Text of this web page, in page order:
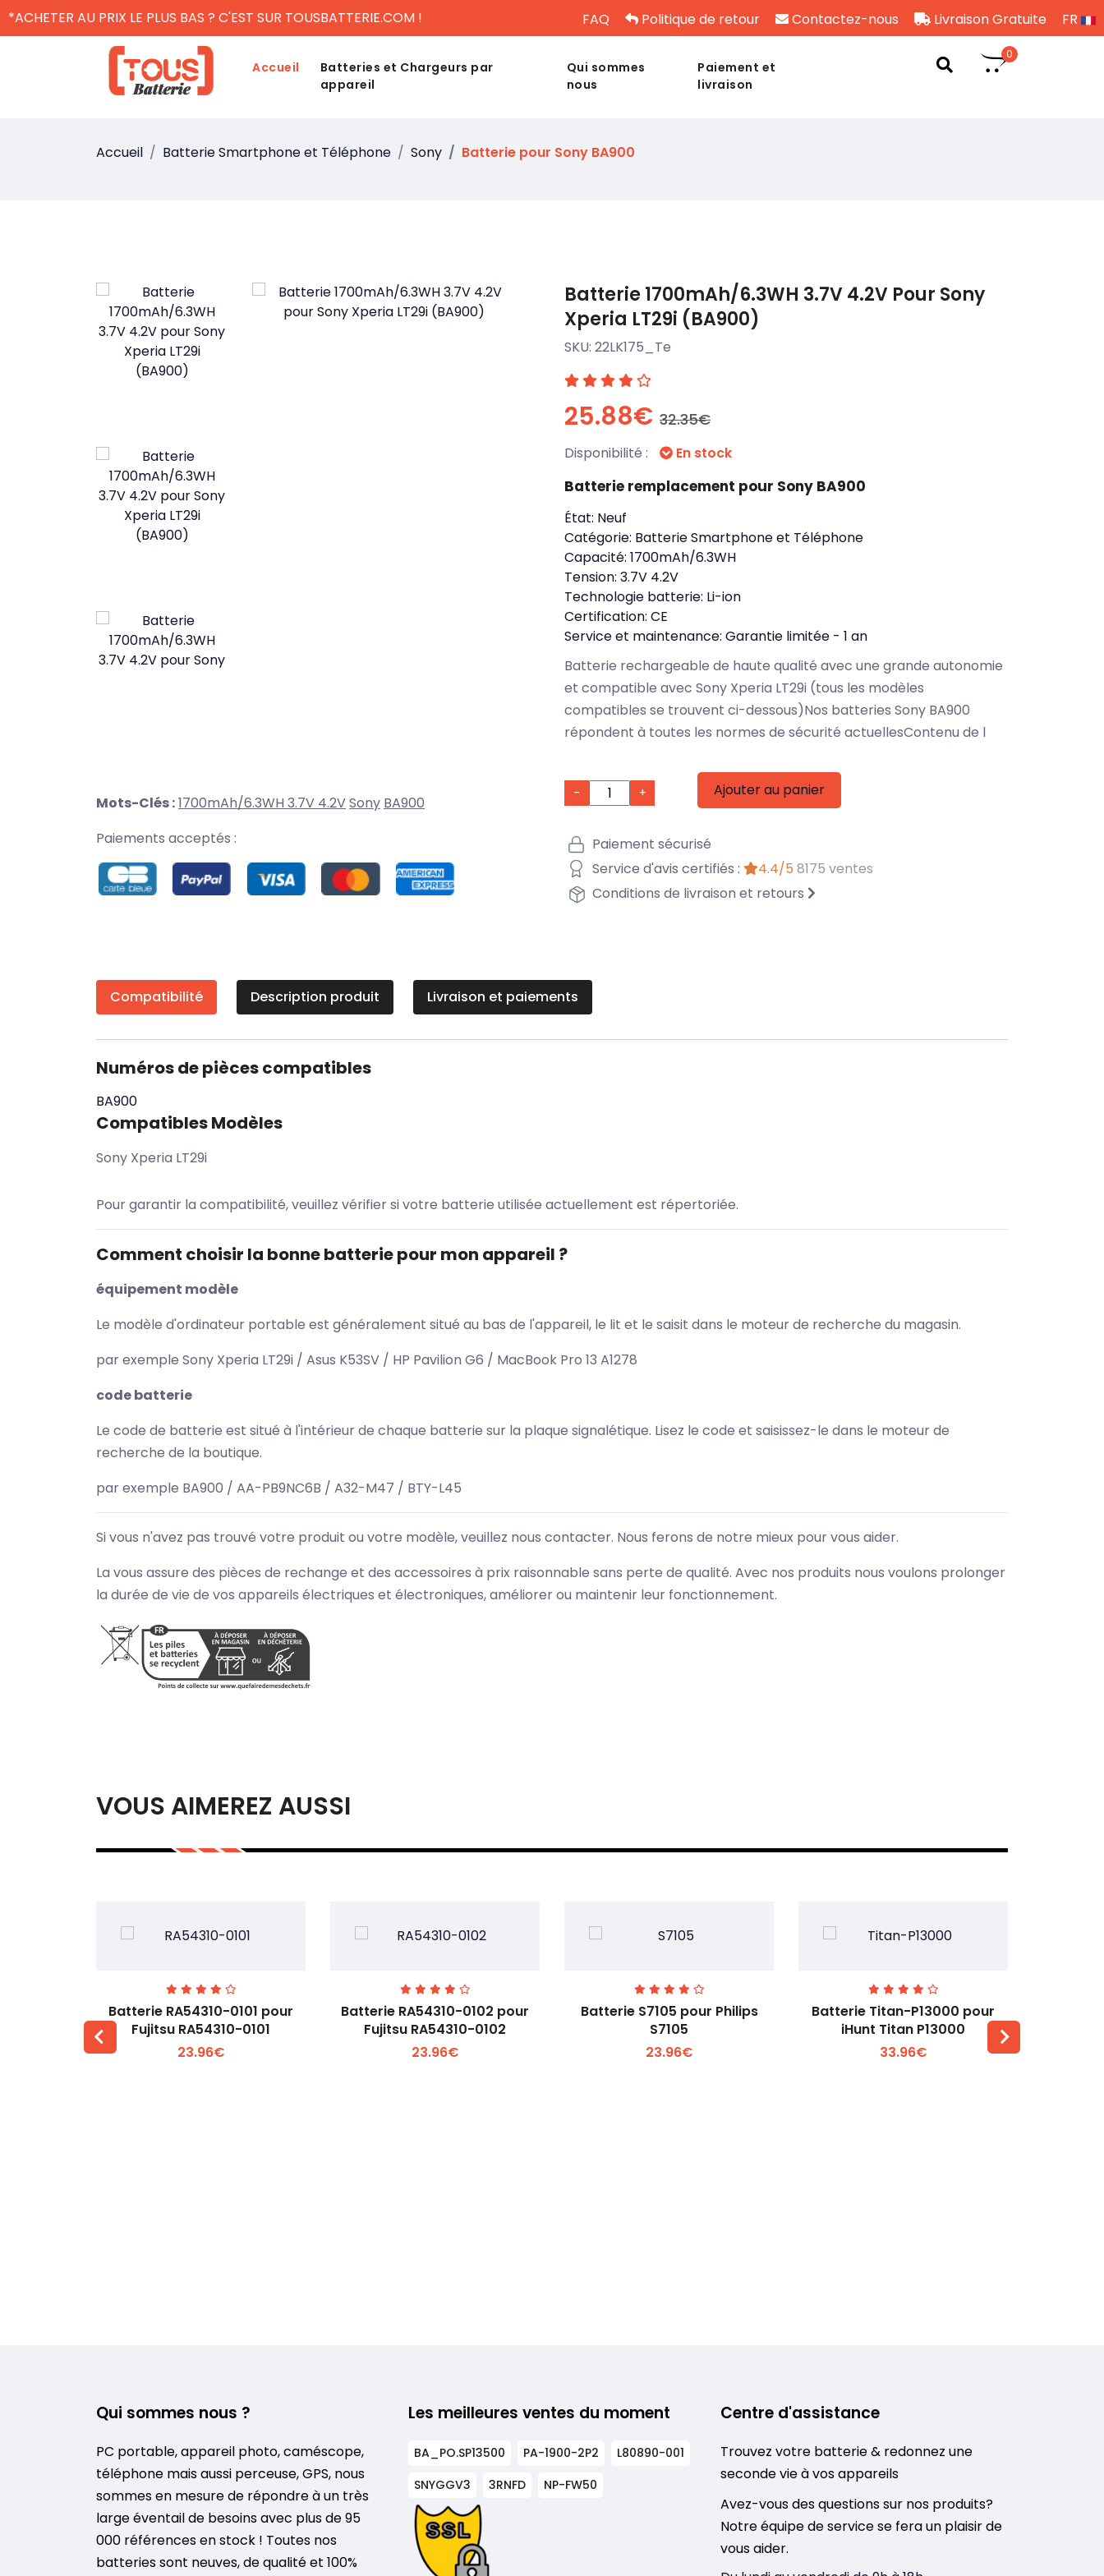
*ACHETER AU PRIX LE PLUS BAS ? C'EST SUR TOUSBATTERIE.COM ! FAQ Politique de retour Contactez-nous Livraison Gratuite FR
Accueil
Batteries et Chargeurs par
appareil
Qui sommes
nous
Paiement et
livraison
0
Accueil Batterie Smartphone et Téléphone Sony Batterie pour Sony BA900
Mots-Clés :1700mAh/6.3WH 3.7V 4.2VSony BA900
Paiements acceptés :
Batterie 1700mAh/6.3WH 3.7V 4.2V Pour Sony
Xperia LT29i (BA900)
SKU: 22LK175_Te
25.88€ 32.35€
Disponibilité : En stock
Batterie remplacement pour Sony BA900
État: Neuf
Catégorie: Batterie Smartphone et Téléphone
Capacité: 1700mAh/6.3WH
Tension: 3.7V 4.2V
Technologie batterie: Li-ion
Certification: CE
Service et maintenance: Garantie limitée - 1 an
Batterie rechargeable de haute qualité avec une grande autonomie
et compatible avec Sony Xperia LT29i (tous les modèles
compatibles se trouvent ci-dessous)Nos batteries Sony BA900
répondent à toutes les normes de sécurité actuellesContenu de l
- + Ajouter au panier
Paiement sécurisé
Service d'avis certifiés :
4.4/5 8175 ventes
Conditions de livraison et retours
Compatibilité Description produit Livraison et paiements
Numéros de pièces compatibles
BA900
Compatibles Modèles
Sony Xperia LT29i
Pour garantir la compatibilité, veuillez vérifier si votre batterie utilisée actuellement est répertoriée.
Comment choisir la bonne batterie pour mon appareil ?
équipement modèle
Le modèle d'ordinateur portable est généralement situé au bas de l'appareil, le lit et le saisit dans le moteur de recherche du magasin.
par exemple Sony Xperia LT29i / Asus K53SV / HP Pavilion G6 / MacBook Pro 13 A1278
code batterie
Le code de batterie est situé à l'intérieur de chaque batterie sur la plaque signalétique. Lisez le code et saisissez-le dans le moteur de
recherche de la boutique.
par exemple BA900 / AA-PB9NC6B / A32-M47 / BTY-L45
Si vous n'avez pas trouvé votre produit ou votre modèle, veuillez nous contacter. Nous ferons de notre mieux pour vous aider.
La vous assure des pièces de rechange et des accessoires à prix raisonnable sans perte de qualité. Avec nos produits nous voulons prolonger
la durée de vie de vos appareils électriques et électroniques, améliorer ou maintenir leur fonctionnement.
VOUS AIMEREZ AUSSI
Voir plus +
Batterie RA54310-0101 pour
Fujitsu RA54310-0101
23.96€
Voir plus +
Batterie RA54310-0102 pour
Fujitsu RA54310-0102
23.96€
Voir plus +
Batterie S7105 pour Philips
S7105
23.96€
Voir plus +
Batterie Titan-P13000 pour
iHunt Titan P13000
33.96€
Qui sommes nous ?
PC portable, appareil photo, caméscope,
téléphone mais aussi perceuse, GPS, nous
sommes en mesure de répondre à un très
large éventail de besoins avec plus de 95
000 références en stock ! Toutes nos
batteries sont neuves, de qualité et 100%
Les meilleures ventes du moment
BA_PO.SP13500 PA-1900-2P2
L80890-001
SNYGGV3
3RNFD NP-FW50
Centre d'assistance
Trouvez votre batterie & redonnez une
seconde vie à vos appareils
Avez-vous des questions sur nos produits?
Notre équipe de service se fera un plaisir de
vous aider.